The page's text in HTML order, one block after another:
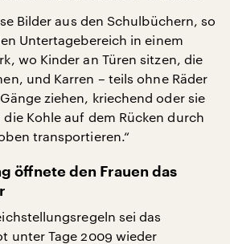
Bilder aus den Schulbüchern, so
Untertagebereich in einem
wo Kinder an Türen sitzen, die
und Karren – teils ohne Räder
ziehen, kriechend oder sie
Kohle auf dem Rücken durch
transportieren.“
öffnete den Frauen das
sei das
unter Tage 2009 wieder